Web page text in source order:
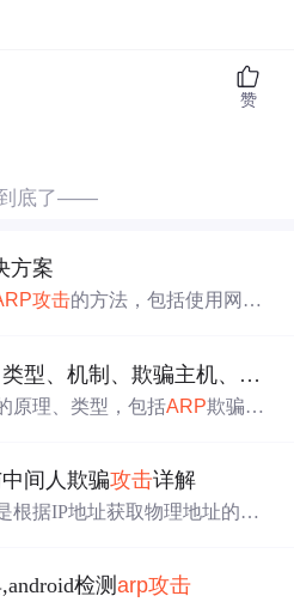
赞
底了——
方案
攻击的方法，包括使用网络
ARP 、清空 ARP缓存、指定 A
、机制、欺骗主机、仿冒网关、泛洪
原理、类型，包括ARP欺骗、
骗的防御措施，如静态
络隔离。此外，还提到了快速
间人欺骗攻击详解
根据IP地址获取物理地址的TC
攻击和中间人攻击原理，并进
检测arp攻击